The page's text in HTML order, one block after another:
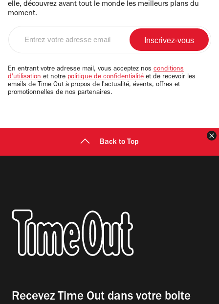
elle, découvrez avant tout le monde les meilleurs plans du
moment.
email
En entrant votre adresse mail, vous acceptez nos conditions
d'utilisation et notre politique de confidentialité et de recevoir les
emails de Time Out à propos de l'actualité, évents, offres et
promotionnelles de nos partenaires.
Back to Top
Recevez Time Out dans votre boite